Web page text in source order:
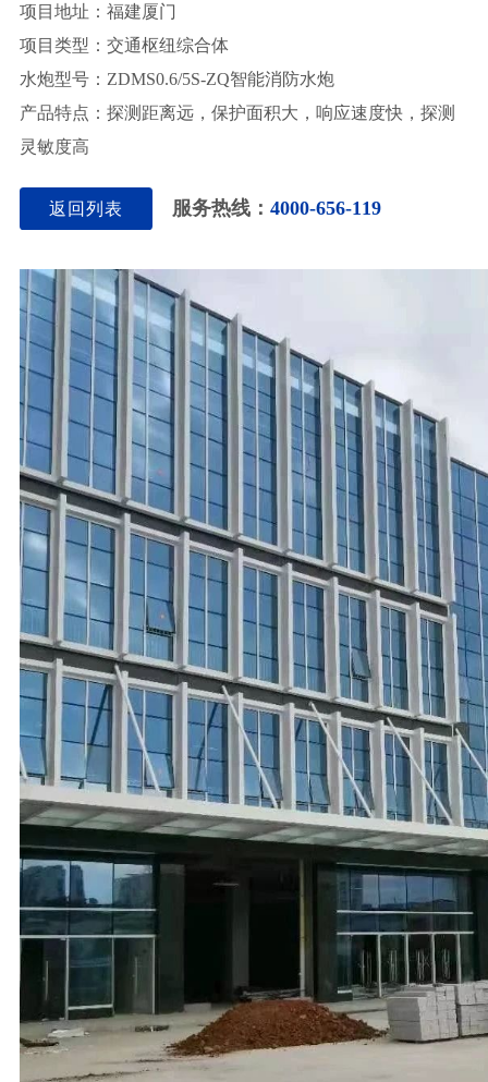
项目地址：福建厦门
项目类型：交通枢纽综合体
水炮型号：ZDMS0.6/5S-ZQ智能消防水炮
产品特点：探测距离远，保护面积大，响应速度快，探测
灵敏度高
返回列表 服务热线： 4000-656-119